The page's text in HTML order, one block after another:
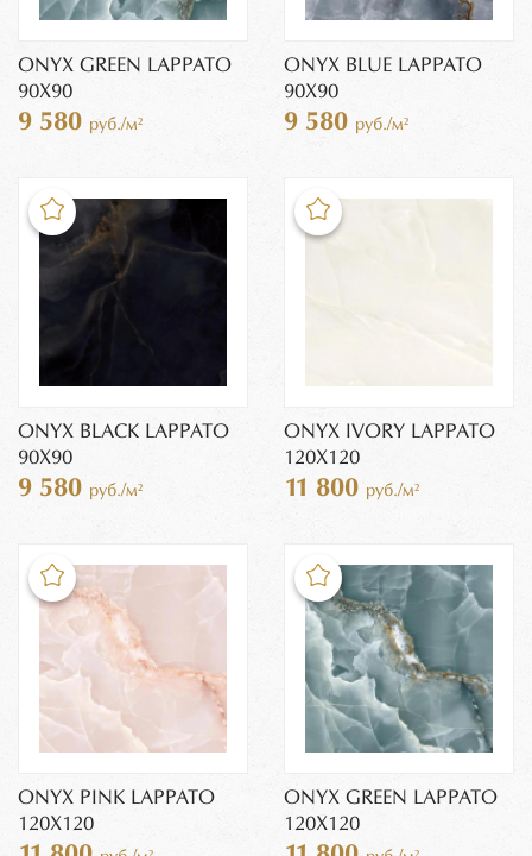
ONYX GREEN LAPPATO
90X90
9 580 руб./м²
ONYX BLUE LAPPATO
90X90
9 580 руб./м²
ONYX BLACK LAPPATO
90X90
9 580 руб./м²
ONYX IVORY LAPPATO
120X120
11 800 руб./м²
ONYX PINK LAPPATO
120X120
ONYX GREEN LAPPATO
120X120